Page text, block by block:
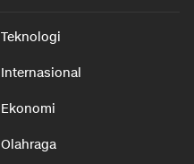
Teknologi
Internasional
Ekonomi
Olahraga